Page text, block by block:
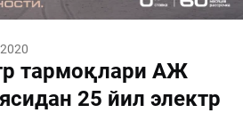
тармоқлари АЖ
25 йил электр